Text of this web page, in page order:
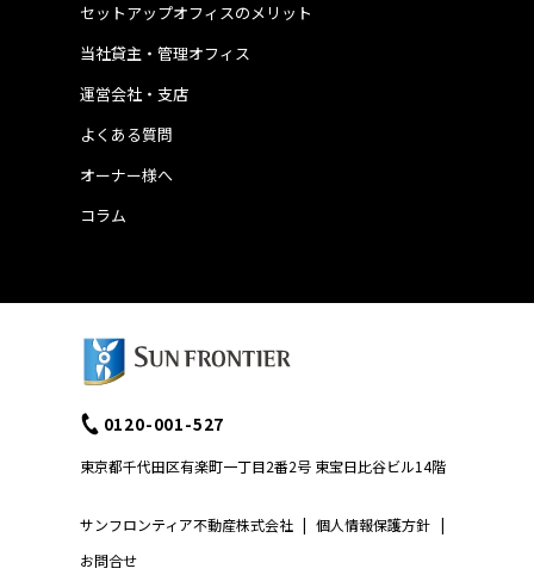
運営会社・支店
よくある質問
当社貸主・管理オフィス
オーナー様へ
コラム
セットアップオフィスのメリット
サンフロンティア不動産株式会社 | 個人情報保護方針 |
お問合せ
0120-001-527
東京都千代田区有楽町一丁目2番2号 東宝日比谷ビル14階